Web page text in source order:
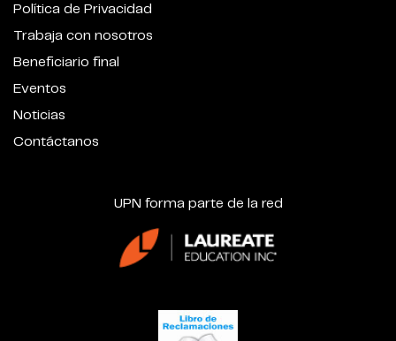
Política de Privacidad
Trabaja con nosotros
Beneficiario final
Eventos
Noticias
Contáctanos
UPN forma parte de la red